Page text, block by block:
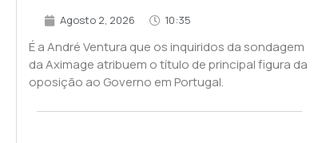
Agosto 2, 2026 10:35
É a André Ventura que os inquiridos da sondagem
da Aximage atribuem o título de principal figura da
oposição ao Governo em Portugal.